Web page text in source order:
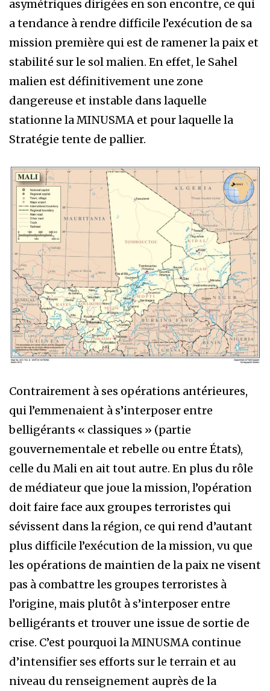
asymétriques dirigées en son encontre, ce qui
a tendance à rendre difficile l’exécution de sa
mission première qui est de ramener la paix et
stabilité sur le sol malien. En effet, le Sahel
malien est définitivement une zone
dangereuse et instable dans laquelle
stationne la MINUSMA et pour laquelle la
Stratégie tente de pallier.
Contrairement à ses opérations antérieures,
qui l’emmenaient à s’interposer entre
belligérants « classiques » (partie
gouvernementale et rebelle ou entre États),
celle du Mali en ait tout autre. En plus du rôle
de médiateur que joue la mission, l’opération
doit faire face aux groupes terroristes qui
sévissent dans la région, ce qui rend d’autant
plus difficile l’exécution de la mission, vu que
les opérations de maintien de la paix ne visent
pas à combattre les groupes terroristes à
l’origine, mais plutôt à s’interposer entre
belligérants et trouver une issue de sortie de
crise. C’est pourquoi la MINUSMA continue
d’intensifier ses efforts sur le terrain et au
niveau du renseignement auprès de la